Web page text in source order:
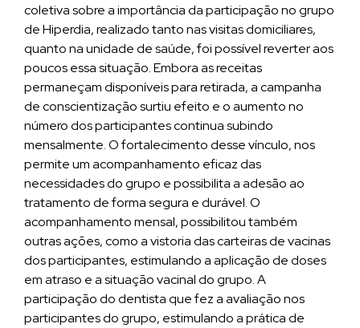
coletiva sobre a importância da participação no grupo
de Hiperdia, realizado tanto nas visitas domiciliares,
quanto na unidade de saúde, foi possível reverter aos
poucos essa situação. Embora as receitas
permaneçam disponíveis para retirada, a campanha
de conscientização surtiu efeito e o aumento no
número dos participantes continua subindo
mensalmente. O fortalecimento desse vínculo, nos
permite um acompanhamento eficaz das
necessidades do grupo e possibilita a adesão ao
tratamento de forma segura e durável. O
acompanhamento mensal, possibilitou também
outras ações, como a vistoria das carteiras de vacinas
dos participantes, estimulando a aplicação de doses
em atraso e a situação vacinal do grupo. A
participação do dentista que fez a avaliação nos
participantes do grupo, estimulando a prática de